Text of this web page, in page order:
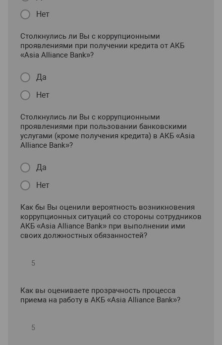
Нет
Столкнулись ли Вы с коррупционными
проявлениями при получении кредита от АКБ
«Asia Alliance Bank»?
Да
Нет
Столкнулись ли Вы с коррупционными
проявлениями при пользовании банковскими
услугами (кроме получения кредита) в АКБ «Asia
Alliance Bank»?
Да
Нет
Как бы Вы оценили вероятность возникновения
коррупционных ситуаций со стороны сотрудников
АКБ «Asia Alliance Bank» при выполнении ими
своих должностных обязанностей?
Как вы оцениваете прозрачность процесса
приема на работу в АКБ «Asia Alliance Bank»?